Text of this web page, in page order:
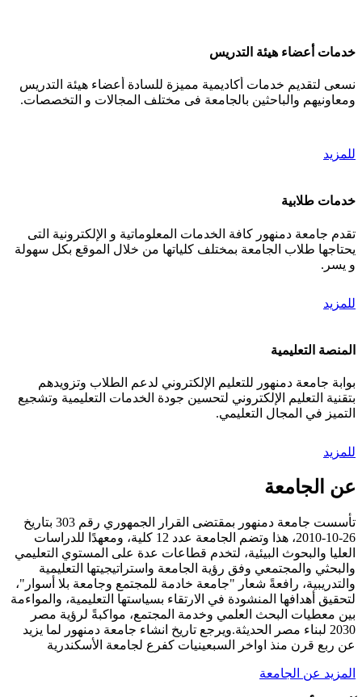
خدمات أعضاء هيئة التدريس
نسعى لتقديم خدمات أكاديمية مميزة للسادة أعضاء هيئة التدريس
ومعاونيهم والباحثين بالجامعة فى مختلف المجالات و التخصصات.
للمزيد
خدمات طلابية
تقدم جامعة دمنهور كافة الخدمات المعلوماتية و الإلكترونية التى
يحتاجها طلاب الجامعة بمختلف كلياتها من خلال الموقع بكل سهولة
و يسر.
للمزيد
المنصة التعليمية
بوابة جامعة دمنهور للتعليم الإلكتروني لدعم الطلاب وتزويدهم
بتقنية التعليم الإلكتروني لتحسين جودة الخدمات التعليمية وتشجيع
التميز في المجال التعليمي.
للمزيد
عن الجامعة
تأسست جامعة دمنهور بمقتضى القرار الجمهوري رقم 303 بتاريخ
26-10-2010، هذا وتضم الجامعة عدد 12 كلية، ومعهدًا للدراسات
العليا والبحوث البيئية، لتخدم قطاعات عدة على المستوي التعليمي
والبحثي والمجتمعي وفق رؤية الجامعة واستراتيجيتها التعليمية
والتدريبية، رافعةً شعار "جامعة خادمة للمجتمع وجامعة بلا أسوار"،
لتحقيق أهدافها المنشودة في الارتقاء بسياستها التعليمية، والمواءمة
بين معطيات البحث العلمي وخدمة المجتمع، مواكبةً لرؤية مصر
2030 لبناء مصر الحديثة.ويرجع تاريخ انشاء جامعة دمنهور لما يزيد
عن ربع قرن منذ اواخر السبعينيات كفرع لجامعة الأسكندرية
المزيد عن الجامعة